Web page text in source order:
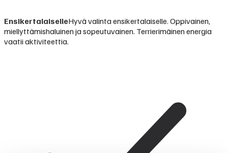
EnsikertalaiselleHyvä valinta ensikertalaiselle. Oppivainen,
miellyttämishaluinen ja sopeutuvainen. Terrierimäinen energia
vaatii aktiviteettia.